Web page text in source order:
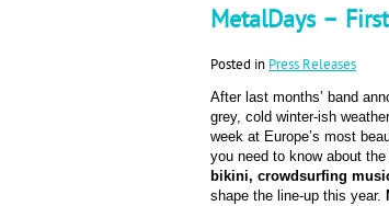
MetalDays –
Posted in Press Releases
After last months’ band
grey, cold winter-ish
week at Europe’s most
you need to know about
bikini, crowdsurfing
shape the line-up this year.